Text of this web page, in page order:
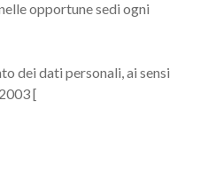
opportune sedi ogni
dei dati personali, ai sensi
[